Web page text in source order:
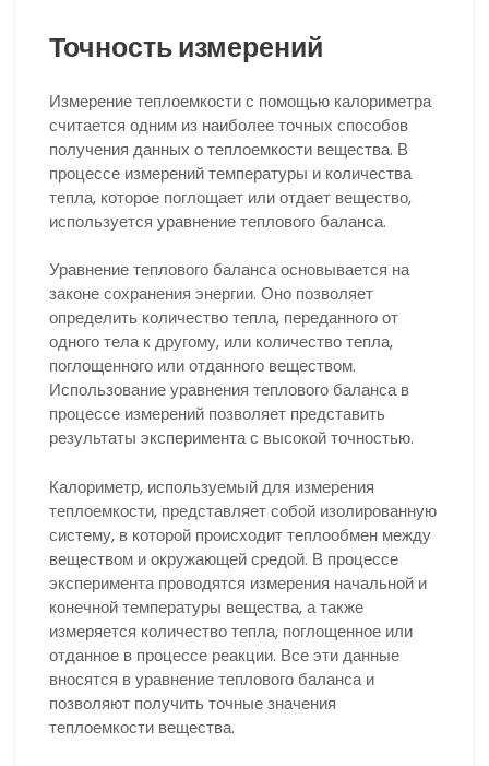
Точность измерений
Измерение теплоемкости с помощью калориметра
считается одним из наиболее точных способов
получения данных о теплоемкости вещества. В
процессе измерений температуры и количества
тепла, которое поглощает или отдает вещество,
используется уравнение теплового баланса.
Уравнение теплового баланса основывается на
законе сохранения энергии. Оно позволяет
определить количество тепла, переданного от
одного тела к другому, или количество тепла,
поглощенного или отданного веществом.
Использование уравнения теплового баланса в
процессе измерений позволяет представить
результаты эксперимента с высокой точностью.
Калориметр, используемый для измерения
теплоемкости, представляет собой изолированную
систему, в которой происходит теплообмен между
веществом и окружающей средой. В процессе
эксперимента проводятся измерения начальной и
конечной температуры вещества, а также
измеряется количество тепла, поглощенное или
отданное в процессе реакции. Все эти данные
вносятся в уравнение теплового баланса и
позволяют получить точные значения
теплоемкости вещества.